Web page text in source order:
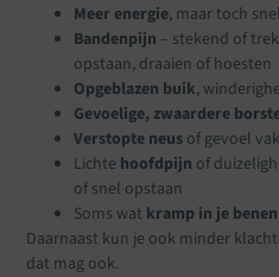
Meer energie, maar toch
Bandenpijn – stekend of
opstaan, draaien of hoesten
Opgeblazen buik,
Gevoelige, zwaardere
Verstopte neus of gevoel
Lichte hoofdpijn of
of snel opstaan
Soms wat kramp in je benen
Daarnaast kun je ook minder
dat mag ook.